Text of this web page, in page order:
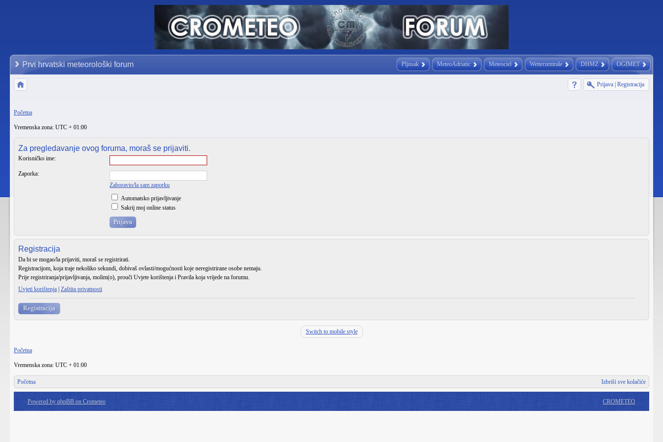
Pljusak MeteoAdriatic Meteociel Wetterzentrale DHMZ OGIMET
Prvi hrvatski meteorološki forum
Prijava Registracija
Početna
Vremenska zona: UTC + 01:00
Za pregledavanje ovog foruma, moraš se prijaviti.
Korisničko ime:
Zaporka:
Zaboravio/la sam zaporku
Automatsko prijavljivanje
Sakrij moj online status
Registracija
Da bi se mogao/la prijaviti, moraš se registrirati.
Registracijom, koja traje nekoliko sekundi, dobivaš ovlasti/mogućnosti koje neregistrirane osobe nemaju.
Prije registriranja/prijavljivanja, molim(o), prouči Uvjete korištenja i Pravila koja vrijede na forumu.
Uvjeti korištenja Zaštita privatnosti
Registracija
Switch to mobile style
Početna
Vremenska zona: UTC + 01:00
Početna Izbriši sve kolačiće
Powered by phpBB on Crometeo CROMETEO